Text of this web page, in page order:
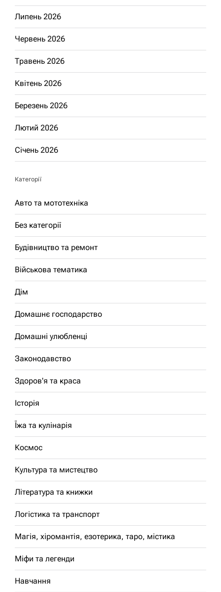
Липень 2026
Червень 2026
Травень 2026
Квітень 2026
Березень 2026
Лютий 2026
Січень 2026
Категорії
Авто та мототехніка
Без категорії
Будівництво та ремонт
Військова тематика
Дім
Домашнє господарство
Домашні улюбленці
Законодавство
Здоров'я та краса
Історія
Їжа та кулінарія
Космос
Культура та мистецтво
Література та книжки
Логістика та транспорт
Магія, хіромантія, езотерика, таро, містика
Міфи та легенди
Навчання